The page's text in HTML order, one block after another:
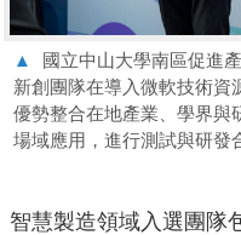
▲
國立中山大學南區促進
新創團隊在導入微軟技術資
優勢整合在地產業、學界與
場域應用，進行測試與研發
智慧製造領域入選團隊